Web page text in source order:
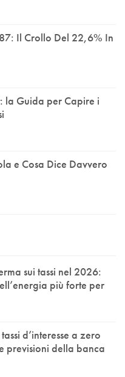
Il Crollo Del 22,6% In
la Guida per Capire i
e Cosa Dice Davvero
sui tassi nel 2026:
più forte per
d’interesse a zero
previsioni della banca